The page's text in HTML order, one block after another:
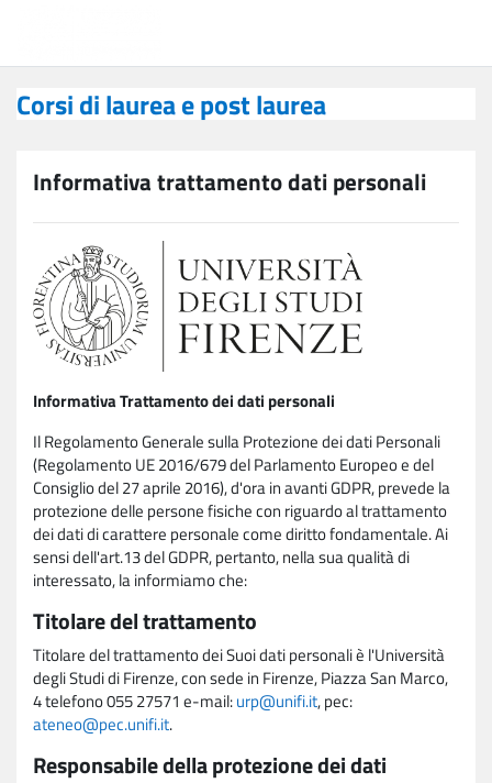
Corsi di laurea e post laurea
Informativa trattamento dati personali
Informativa Trattamento dei dati personali
Il Regolamento Generale sulla Protezione dei dati Personali
(Regolamento UE 2016/679 del Parlamento Europeo e del
Consiglio del 27 aprile 2016), d'ora in avanti GDPR, prevede la
protezione delle persone fisiche con riguardo al trattamento
dei dati di carattere personale come diritto fondamentale. Ai
sensi dell'art.13 del GDPR, pertanto, nella sua qualità di
interessato, la informiamo che:
Titolare del trattamento
Titolare del trattamento dei Suoi dati personali è l'Università
degli Studi di Firenze, con sede in Firenze, Piazza San Marco,
4 telefono 055 27571 e-mail:urp@unifi.it, pec:
ateneo@pec.unifi.it.
Responsabile della protezione dei dati